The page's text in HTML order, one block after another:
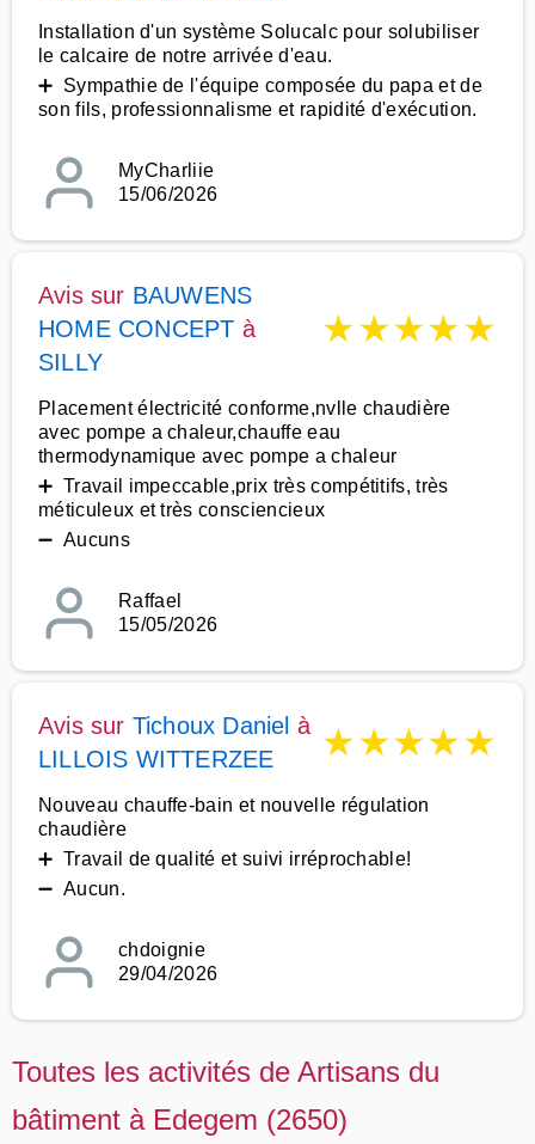
Installation d'un système Solucalc pour solubiliser
le calcaire de notre arrivée d'eau.
➕ Sympathie de l'équipe composée du papa et de
son fils, professionnalisme et rapidité d'exécution.
MyCharliie
15/06/2026
Avis sur BAUWENS
HOME CONCEPT à
SILLY
★★★★★
Placement électricité conforme,nvlle chaudière
avec pompe a chaleur,chauffe eau
thermodynamique avec pompe a chaleur
➕ Travail impeccable,prix très compétitifs, très
méticuleux et très consciencieux
➖ Aucuns
Raffael
15/05/2026
Avis sur Tichoux Daniel à
LILLOIS WITTERZEE
★★★★★
Nouveau chauffe-bain et nouvelle régulation
chaudière
➕ Travail de qualité et suivi irréprochable!
➖ Aucun.
chdoignie
29/04/2026
Toutes les activités de Artisans du
bâtiment à Edegem (2650)